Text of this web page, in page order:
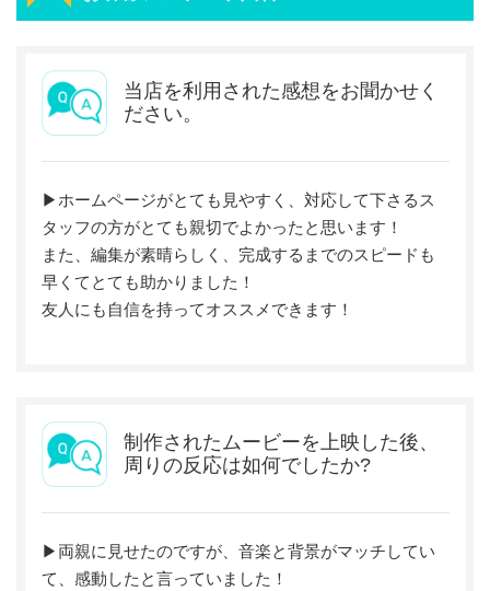
当店を利用された感想をお聞かせく
ださい。
▶︎ホームページがとても見やすく、対応して下さるス
タッフの方がとても親切でよかったと思います！
また、編集が素晴らしく、完成するまでのスピードも
早くてとても助かりました！
友人にも自信を持ってオススメできます！
制作されたムービーを上映した後、
周りの反応は如何でしたか?
▶︎両親に見せたのですが、音楽と背景がマッチしてい
て、感動したと言っていました！